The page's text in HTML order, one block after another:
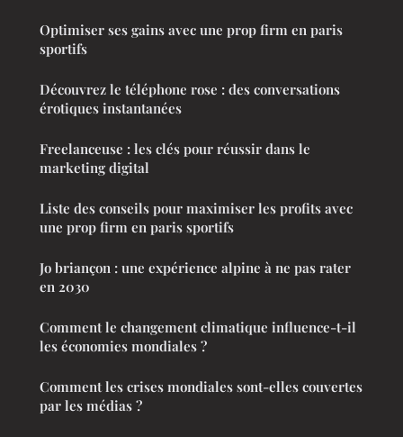
Optimiser ses gains avec une prop firm en paris
sportifs
Découvrez le téléphone rose : des conversations
érotiques instantanées
Freelanceuse : les clés pour réussir dans le
marketing digital
Liste des conseils pour maximiser les profits avec
une prop firm en paris sportifs
Jo briançon : une expérience alpine à ne pas rater
en 2030
Comment le changement climatique influence-t-il
les économies mondiales ?
Comment les crises mondiales sont-elles couvertes
par les médias ?